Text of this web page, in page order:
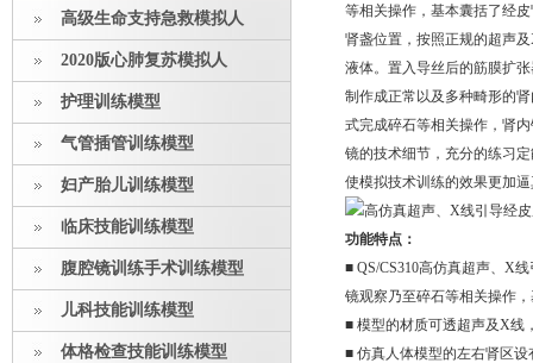
高级生命支持急救模拟人
2020版心肺复苏模拟人
护理训练模型
气管插管训练模型
妇产胎儿训练模型
临床技能训练模型
腹腔镜训练手术训练模型
儿科技能训练模型
体格检查技能训练模型
等相关操作，基本囊括了经
肾盏位置，按照正规的超声
液体。置入导丝后的筋膜扩
制作成正常以及多种畸形的
式完成碎石等相关操作，肾
镜的技术细节，充分的练习
使模拟技术训练的效果更加
功能特点：
■ QS/CS310高仿真超声、X
镜观察乃至碎石等相关操作
■ 模型的材质可透超声及X线
■ 仿真人体模型的左右肾区